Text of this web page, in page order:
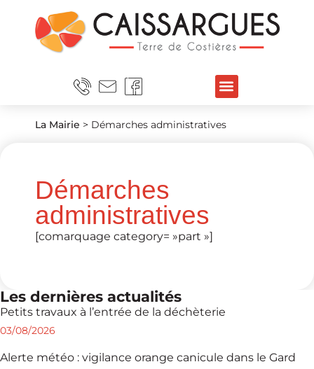
La Mairie > Démarches administratives
Démarches
administratives
[comarquage category= »part »]
Les dernières actualités
Petits travaux à l’entrée de la déchèterie
03/08/2026
Alerte météo : vigilance orange canicule dans le Gard